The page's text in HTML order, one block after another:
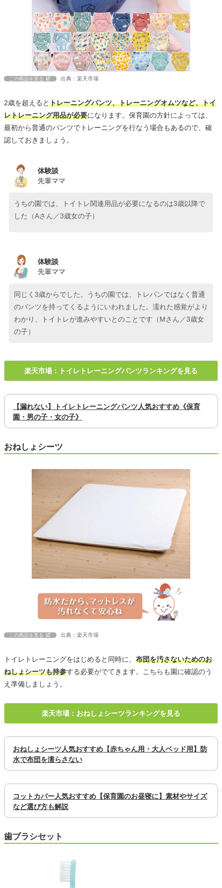
この商品を見る 出典：楽天市場
2歳を超えるとトレーニングパンツ、トレーニングオムツなど、トイ
レトレーニング用品が必要になります。保育園の方針によっては、
最初から普通のパンツでトレーニングを行なう場合もあるので、確
認しておきましょう。
体験談
先輩ママ
うちの園では、トイトレ関連用品が必要になるのは3歳以降で
した（Aさん／3歳女の子）
体験談
先輩ママ
同じく3歳からでした。うちの園では、トレパンではなく普通
のパンツを持ってくるようにいわれました。濡れた感覚がより
わかり、トイトレが進みやすいとのことです（Mさん／3歳女
の子）
楽天市場：トイレトレーニングパンツランキングを見る
【漏れない】トイレトレーニングパンツ人気おすすめ《保育
園・男の子・女の子》
おねしょシーツ
この商品を見る 出典：楽天市場
トイレトレーニングをはじめると同時に、 布団を汚さないためのお
ねしょシーツも持参する必要がでてきます。こちらも園に確認のう
え準備しましょう。
楽天市場：おねしょシーツランキングを見る
おねしょシーツ人気おすすめ【赤ちゃん用・大人ベッド用】防
水で布団を濡らさない
コットカバー人気おすすめ【保育園のお昼寝に】素材やサイズ
など選び方も解説
歯ブラシセット